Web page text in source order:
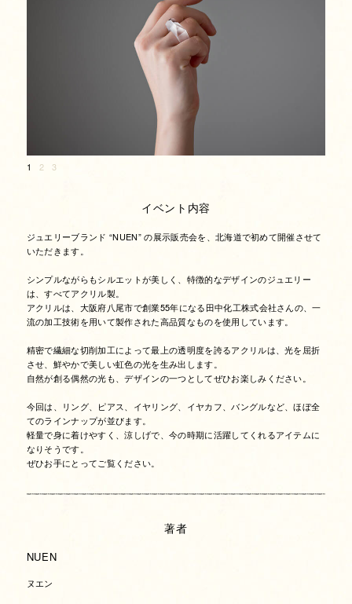
1 2 3
イベント内容
ジュエリーブランド “NUEN” の展示販売会を、北海道で初めて開催させて
いただきます。
シンプルながらもシルエットが美しく、特徴的なデザインのジュエリー
は、すべてアクリル製。
アクリルは、大阪府八尾市で創業55年になる田中化工株式会社さんの、一
流の加工技術を用いて製作された高品質なものを使用しています。
精密で繊細な切削加工によって最上の透明度を誇るアクリルは、光を屈折
させ、鮮やかで美しい虹色の光を生み出します。
自然が創る偶然の光も、デザインの一つとしてぜひお楽しみください。
今回は、リング、ピアス、イヤリング、イヤカフ、バングルなど、ほぼ全
てのラインナップが並びます。
軽量で身に着けやすく、涼しげで、今の時期に活躍してくれるアイテムに
なりそうです。
ぜひお手にとってご覧ください。
著者
NUEN
ヌエン